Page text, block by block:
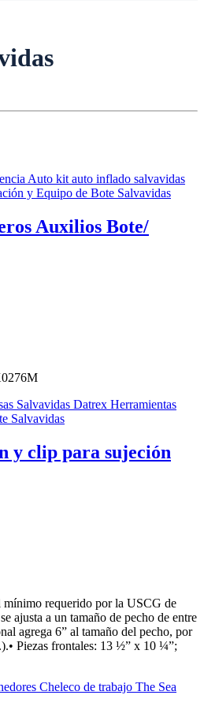
Auto kit auto inflado salvavidas
y Equipo de Bote Salvavidas
Auxilios Bote/
Salvavidas Datrex Herramientas
Salvavidas
y clip para sujeción
mínimo requerido por la USCG de
ajusta a un tamaño de pecho de entre
agrega 6” al tamaño del pecho, por
Piezas frontales: 13 ½” x 10 ¼”;
Cheleco de trabajo The Sea